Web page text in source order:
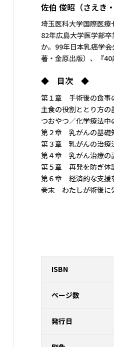
佐伯 俊昭（さえき
埼玉医科大学国際医療
82年広島大学医学部
か。99年日本乳癌学
著・金原出版）、『
◆ 目次 ◆
第１章 手術後の食事
主食の役割ととり方
つおやつ／化学療法中
第２章 乳がんの基礎
第３章 乳がんの治療
第４章 乳がん治療の
第５章 再発を防ぎ体
第６章 経済的な支援
巻末 わたしが術後に
ISBN
ページ数
発行日